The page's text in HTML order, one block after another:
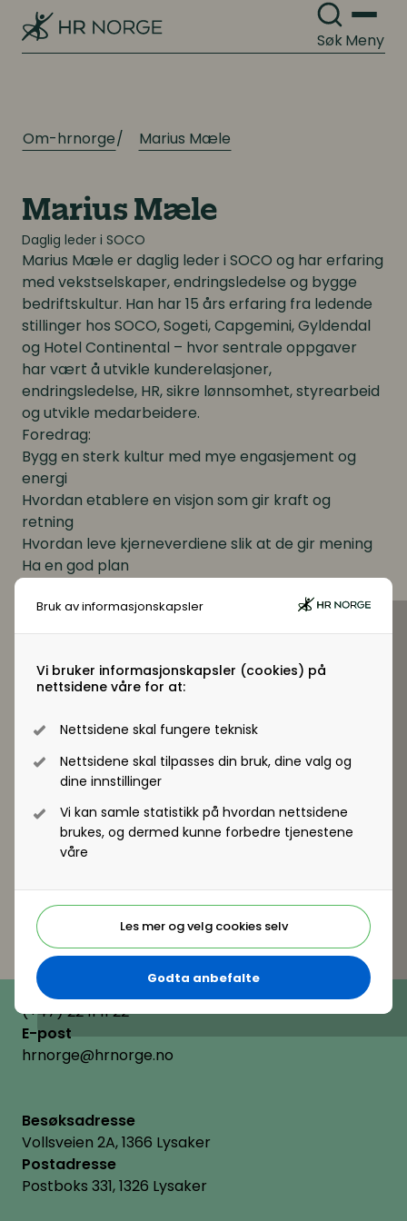
Bruk av informasjonskapsler
Vi bruker informasjonskapsler (cookies) på
nettsidene våre for at:
Nettsidene skal fungere teknisk
Nettsidene skal tilpasses din bruk, dine valg og
dine innstillinger
Vi kan samle statistikk på hvordan nettsidene
brukes, og dermed kunne forbedre tjenestene
våre
Les mer og velg cookies selv
Godta anbefalte
SøkMeny
Personalpolitikk
Digitalisering
Digitale løsninger innen HR
Digitale løsninger i virksomheten
Lønn og ytelser
Lønn og ytelser
Lønnsoppgjøret og tariff
Digitalisering
Digitale løsninger innen HR
Digitale løsninger i virksomheten
Om-hrnorge Marius Mæle
Marius Mæle
Daglig leder i SOCO
Marius Mæle er daglig leder i SOCO og har erfaring
med vekstselskaper, endringsledelse og bygge
bedriftskultur. Han har 15 års erfaring fra ledende
stillinger hos SOCO, Sogeti, Capgemini, Gyldendal
og Hotel Continental – hvor sentrale oppgaver
har vært å utvikle kunderelasjoner,
endringsledelse, HR, sikre lønnsomhet, styrearbeid
og utvikle medarbeidere.
Foredrag:
Bygg en sterk kultur med mye engasjement og
energi
Hvordan etablere en visjon som gir kraft og
retning
Hvordan leve kjerneverdiene slik at de gir mening
Ha en god plan
Telefon
(+47) 22 11 11 22
E-post
hrnorge@hrnorge.no
Besøksadresse
Vollsveien 2A, 1366 Lysaker
Postadresse
Postboks 331, 1326 Lysaker